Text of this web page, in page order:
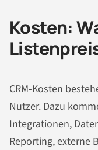
Kosten:
CRM-Kosten
Nutzer. Dazu
Integrationen,
Reporting, externe